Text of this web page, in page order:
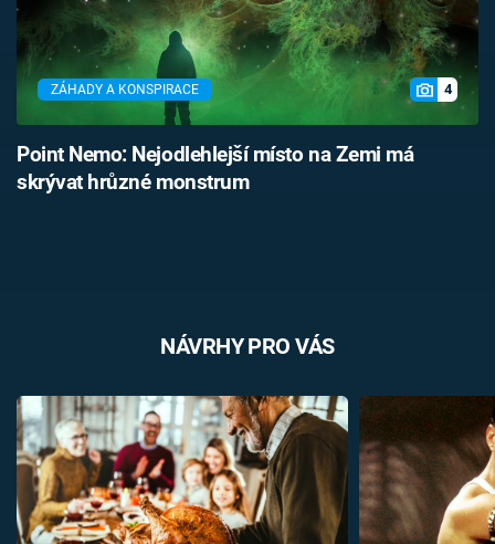
ZÁHADY A KONSPIRACE 4
Point Nemo: Nejodlehlejší místo na Zemi má
skrývat hrůzné monstrum
NÁVRHY PRO VÁS